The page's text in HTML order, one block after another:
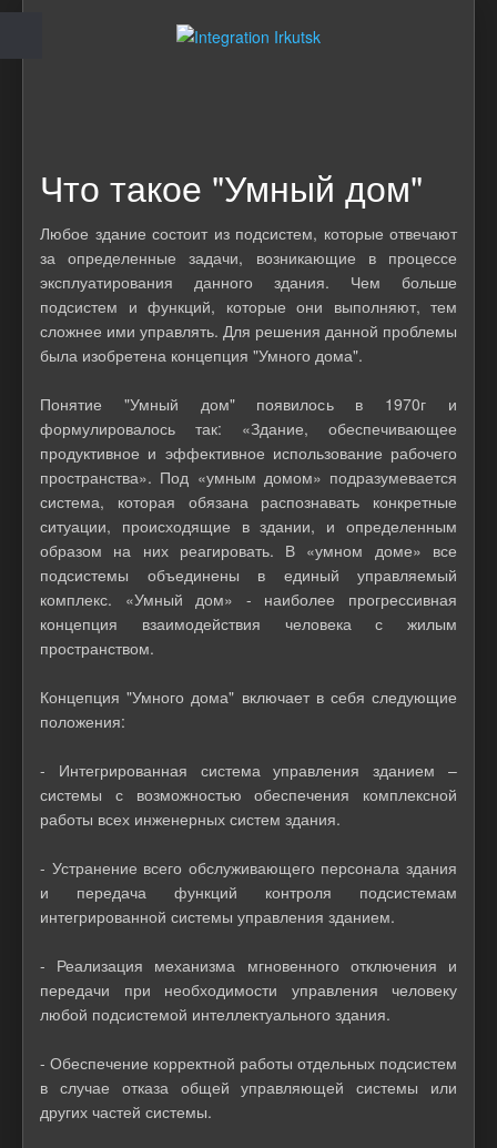
Что такое "Умный дом"
Любое здание состоит из подсистем, которые отвечают
за определенные задачи, возникающие в процессе
эксплуатирования данного здания. Чем больше
подсистем и функций, которые они выполняют, тем
сложнее ими управлять. Для решения данной проблемы
была изобретена концепция "Умного дома".
Понятие "Умный дом" появилось в 1970г и
формулировалось так: «Здание, обеспечивающее
продуктивное и эффективное использование рабочего
пространства». Под «умным домом» подразумевается
система, которая обязана распознавать конкретные
ситуации, происходящие в здании, и определенным
образом на них реагировать. В «умном доме» все
подсистемы объединены в единый управляемый
комплекс. «Умный дом» - наиболее прогрессивная
концепция взаимодействия человека с жилым
пространством.
Концепция "Умного дома" включает в себя следующие
положения:
- Интегрированная система управления зданием –
системы с возможностью обеспечения комплексной
работы всех инженерных систем здания.
- Устранение всего обслуживающего персонала здания
и передача функций контроля подсистемам
интегрированной системы управления зданием.
- Реализация механизма мгновенного отключения и
передачи при необходимости управления человеку
любой подсистемой интеллектуального здания.
- Обеспечение корректной работы отдельных подсистем
в случае отказа общей управляющей системы или
других частей системы.